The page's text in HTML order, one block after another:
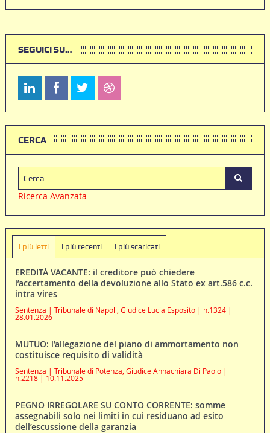
SEGUICI SU…
CERCA
Ricerca Avanzata
I più letti I più recenti I più scaricati
EREDITÀ VACANTE: il creditore può chiedere
l’accertamento della devoluzione allo Stato ex art.586 c.c.
intra vires
Sentenza | Tribunale di Napoli, Giudice Lucia Esposito | n.1324 |
28.01.2026
MUTUO: l’allegazione del piano di ammortamento non
costituisce requisito di validità
Sentenza | Tribunale di Potenza, Giudice Annachiara Di Paolo |
n.2218 | 10.11.2025
PEGNO IRREGOLARE SU CONTO CORRENTE: somme
assegnabili solo nei limiti in cui residuano ad esito
dell’escussione della garanzia